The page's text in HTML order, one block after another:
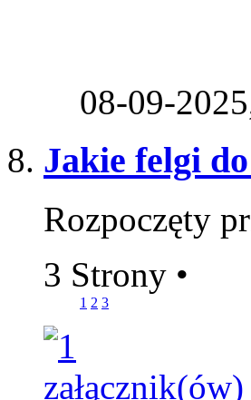
08-09-
Jakie felgi
Rozpoczęty
3 Strony •
1 2 3